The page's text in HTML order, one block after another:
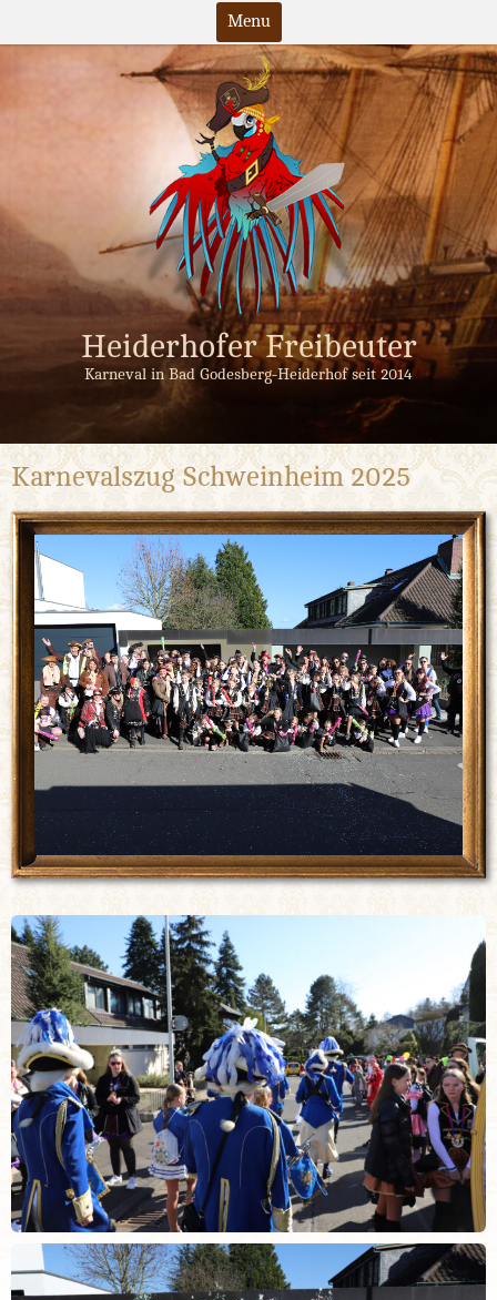
content
Menu
Heiderhofer Freibeuter
Karneval in Bad Godesberg-Heiderhof seit 2014
Karnevalszug Schweinheim 2025